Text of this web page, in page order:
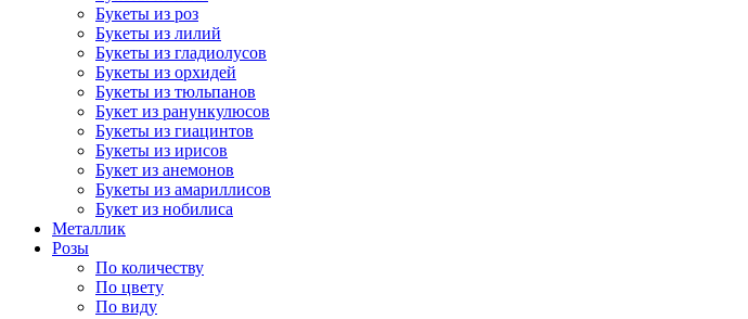
Букеты из роз
Букеты из лилий
Букеты из гладиолусов
Букеты из орхидей
Букеты из тюльпанов
Букет из ранункулюсов
Букеты из гиацинтов
Букеты из ирисов
Букет из анемонов
Букеты из амариллисов
Букет из нобилиса
Металлик
Розы
По количеству
По цвету
По виду